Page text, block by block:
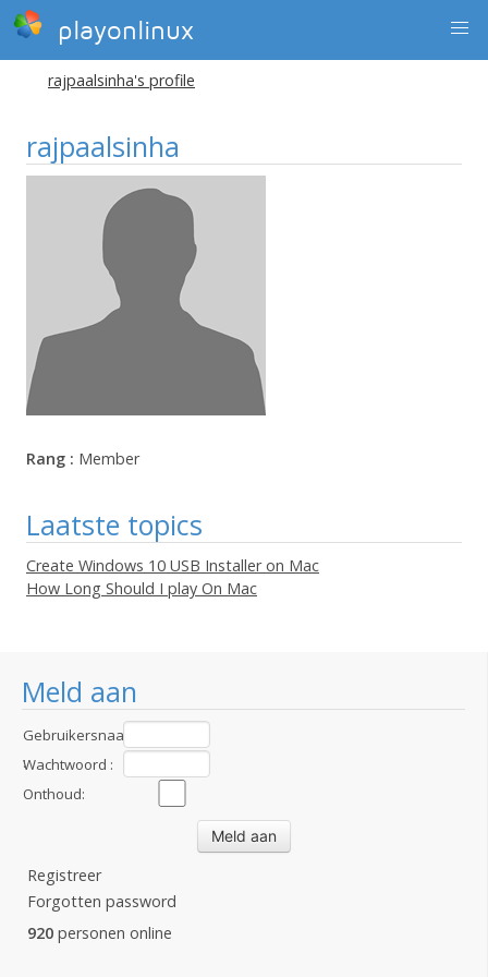
playonlinux
Meld aan
Gebruikersnaam
:Wachtwoord :
Onthoud:
Registreer
Forgotten password
920 personen online
rajpaalsinha's profile
rajpaalsinha
Rang : Member
Laatste topics
Create Windows 10 USB Installer on Mac
How Long Should I play On Mac